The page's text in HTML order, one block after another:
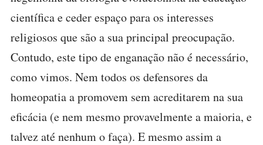
científica e ceder espaço para os interesses
religiosos que são a sua principal preocupação.
Contudo, este tipo de enganação não é necessário,
como vimos. Nem todos os defensores da
homeopatia a promovem sem acreditarem na sua
eficácia (e nem mesmo provavelmente a maioria, e
talvez até nenhum o faça). E mesmo assim a